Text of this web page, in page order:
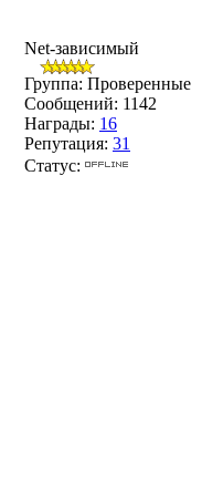
Net-зависимый
Группа: Проверенные
Сообщений: 1142
Награды: 16
Репутация: 31
Статус: